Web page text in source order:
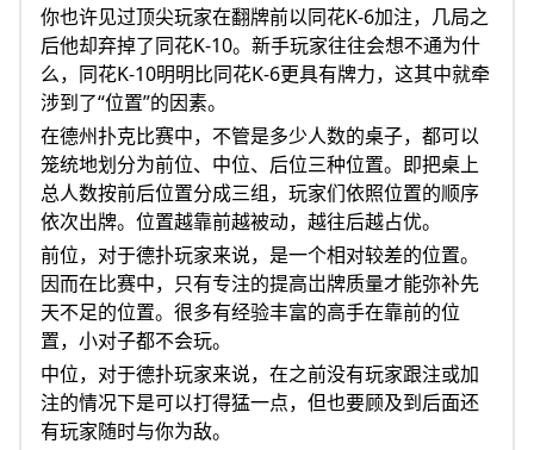
你也许见过顶尖玩家在翻牌前以同花K-6加注，几局之
后他却弃掉了同花K-10。新手玩家往往会想不通为什
么，同花K-10明明比同花K-6更具有牌力，这其中就牵
涉到了“位置”的因素。
在德州扑克比赛中，不管是多少人数的桌子，都可以
笼统地划分为前位、中位、后位三种位置。即把桌上
总人数按前后位置分成三组，玩家们依照位置的顺序
依次出牌。位置越靠前越被动，越往后越占优。
前位，对于德扑玩家来说，是一个相对较差的位置。
因而在比赛中，只有专注的提高岀牌质量才能弥补先
天不足的位置。很多有经验丰富的高手在靠前的位
置，小对子都不会玩。
中位，对于德扑玩家来说，在之前没有玩家跟注或加
注的情况下是可以打得猛一点，但也要顾及到后面还
有玩家随时与你为敌。